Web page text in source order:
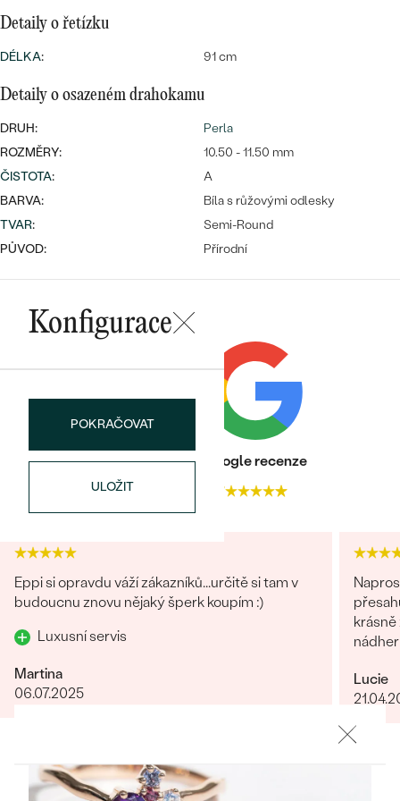
Nejprodávanější
snubní prsteny
PROHLÉDNOUT
DRAHOKAM
PLATINA
STŘÍBRO
Wave kolekce
S DRAHOKAMY
S PERLAMI
DLE STYLU
PERSONALIZOVANÉ
SYMBOLICKÉ
PODLE PŘÍLEŽITOSTI
PODLE TVARU KAMENE
DIAMANTY
Nejprodávanější
náušnice
CENOVĚ DOSTUPNÉ
Personalizované
přívěsky
OBJEVIT
LUXUSNÍ
Nejprodávanější
prsteny
Detaily o řetízku
DÉLKA: 91 cm
Detaily o osazeném drahokamu
DRUH:
Perla
ROZMĚRY:
10.50 - 11.50 mm
ČISTOTA:
A
BARVA:
Bíla s růžovými odlesky
TVAR:
Semi-Round
PŮVOD:
Přírodní
Konfigurace
POKRAČOVAT
ULOŽIT
Heureka recenze
4.9
Google recenze
4.7
Eppi si opravdu váží zákazníků...určitě si tam v
budoucnu znovu nějaký šperk koupím :)
Luxusní servis
Martina
06.07.2025
krásně
Lucie